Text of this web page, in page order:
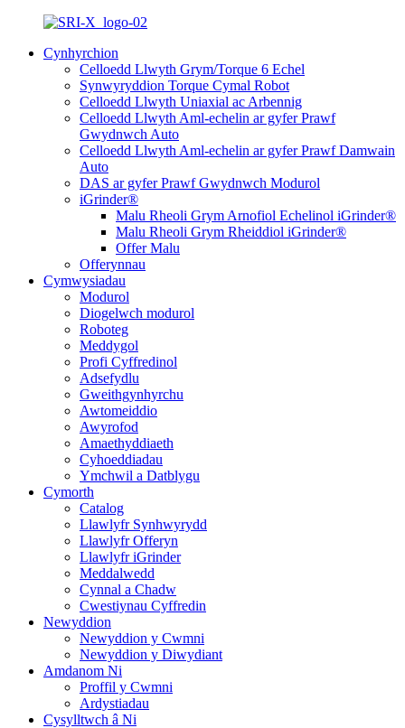
Cynhyrchion
Celloedd Llwyth Grym/Torque 6 Echel
Synwyryddion Torque Cymal Robot
Celloedd Llwyth Uniaxial ac Arbennig
Celloedd Llwyth Aml-echelin ar gyfer Prawf
Gwydnwch Auto
Celloedd Llwyth Aml-echelin ar gyfer Prawf Damwain
Auto
DAS ar gyfer Prawf Gwydnwch Modurol
iGrinder®
Malu Rheoli Grym Arnofiol Echelinol iGrinder®
Malu Rheoli Grym Rheiddiol iGrinder®
Offer Malu
Offerynnau
Cymwysiadau
Modurol
Diogelwch modurol
Roboteg
Meddygol
Profi Cyffredinol
Adsefydlu
Gweithgynhyrchu
Awtomeiddio
Awyrofod
Amaethyddiaeth
Cyhoeddiadau
Ymchwil a Datblygu
Cymorth
Catalog
Llawlyfr Synhwyrydd
Llawlyfr Offeryn
Llawlyfr iGrinder
Meddalwedd
Cynnal a Chadw
Cwestiynau Cyffredin
Newyddion
Newyddion y Cwmni
Newyddion y Diwydiant
Amdanom Ni
Proffil y Cwmni
Ardystiadau
Cysylltwch â Ni